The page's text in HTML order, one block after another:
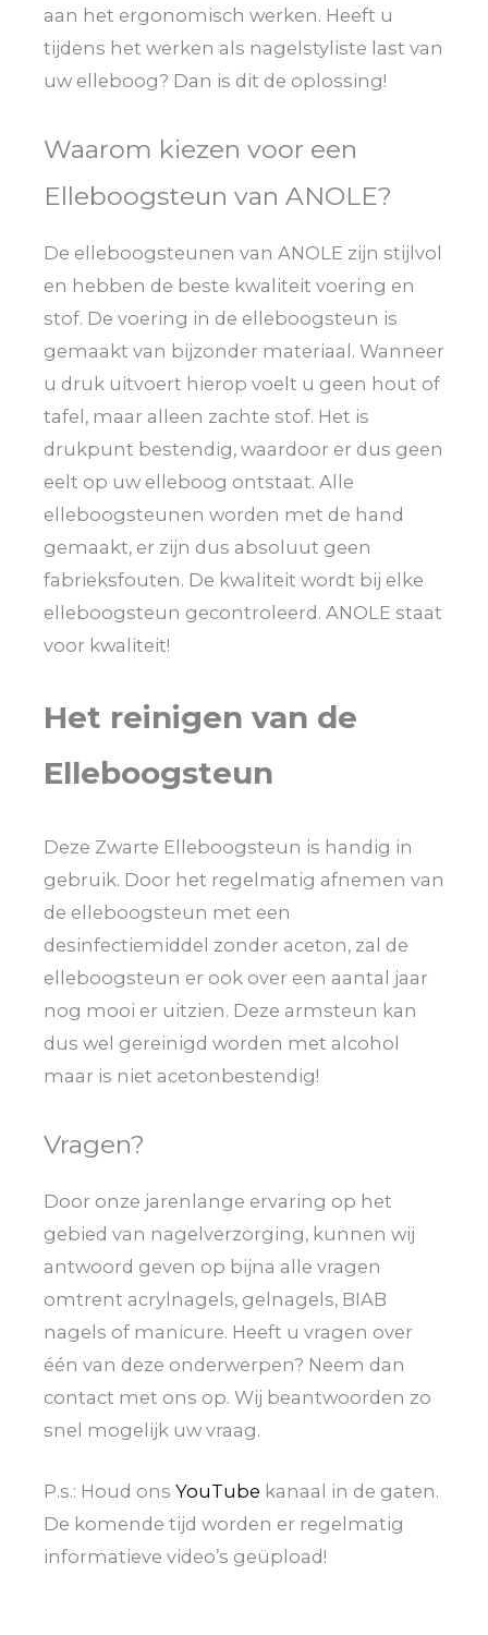
aan het ergonomisch werken. Heeft u
tijdens het werken als nagelstyliste last van
uw elleboog? Dan is dit de oplossing!
Waarom kiezen voor een
Elleboogsteun van ANOLE?
De elleboogsteunen van ANOLE zijn stijlvol
en hebben de beste kwaliteit voering en
stof. De voering in de elleboogsteun is
gemaakt van bijzonder materiaal. Wanneer
u druk uitvoert hierop voelt u geen hout of
tafel, maar alleen zachte stof. Het is
drukpunt bestendig, waardoor er dus geen
eelt op uw elleboog ontstaat. Alle
elleboogsteunen worden met de hand
gemaakt, er zijn dus absoluut geen
fabrieksfouten. De kwaliteit wordt bij elke
elleboogsteun gecontroleerd. ANOLE staat
voor kwaliteit!
Het reinigen van de
Elleboogsteun
Deze Zwarte Elleboogsteun is handig in
gebruik. Door het regelmatig afnemen van
de elleboogsteun met een
desinfectiemiddel zonder aceton, zal de
elleboogsteun er ook over een aantal jaar
nog mooi er uitzien. Deze armsteun kan
dus wel gereinigd worden met alcohol
maar is niet acetonbestendig!
Vragen?
Door onze jarenlange ervaring op het
gebied van nagelverzorging, kunnen wij
antwoord geven op bijna alle vragen
omtrent acrylnagels, gelnagels, BIAB
nagels of manicure. Heeft u vragen over
één van deze onderwerpen? Neem dan
contact met ons op. Wij beantwoorden zo
snel mogelijk uw vraag.
P.s.: Houd ons YouTube kanaal in de gaten.
De komende tijd worden er regelmatig
informatieve video’s geüpload!